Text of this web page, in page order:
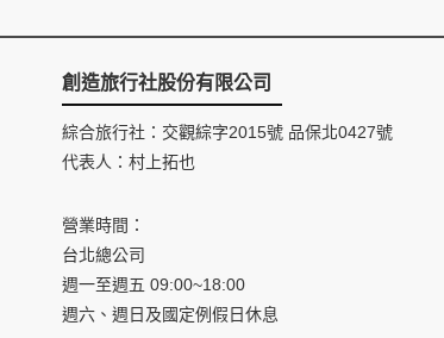
創造旅行社股份有限公司
綜合旅行社：交觀綜字2015號 品保北0427號
代表人：村上拓也
營業時間：
台北總公司
週一至週五 09:00~18:00
週六、週日及國定例假日休息